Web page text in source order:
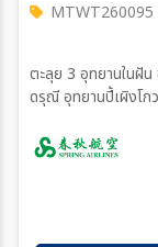
MTWT260095
ตะลุย 3 อุทยานในฝัน ช่วงฤดูที่สวยที่สุด